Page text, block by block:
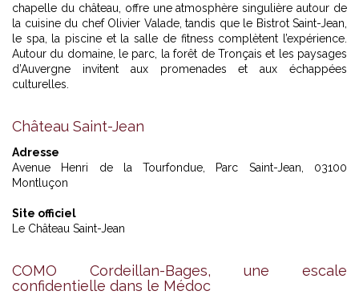
chapelle du château, offre une atmosphère singulière autour de
la cuisine du chef Olivier Valade, tandis que le Bistrot Saint-Jean,
le spa, la piscine et la salle de fitness complètent l’expérience.
Autour du domaine, le parc, la forêt de Tronçais et les paysages
d’Auvergne invitent aux promenades et aux échappées
culturelles.
Château Saint-Jean
Adresse
Avenue Henri de la Tourfondue, Parc Saint-Jean, 03100
Montluçon
Site officiel
Le Château Saint-Jean
COMO Cordeillan-Bages, une escale
confidentielle dans le Médoc